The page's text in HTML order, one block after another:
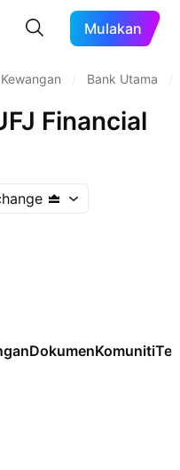
Mulakan
Kewangan Bank Utama
Financial
DokumenKomuniti